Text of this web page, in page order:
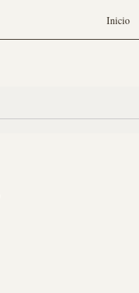
Inicio